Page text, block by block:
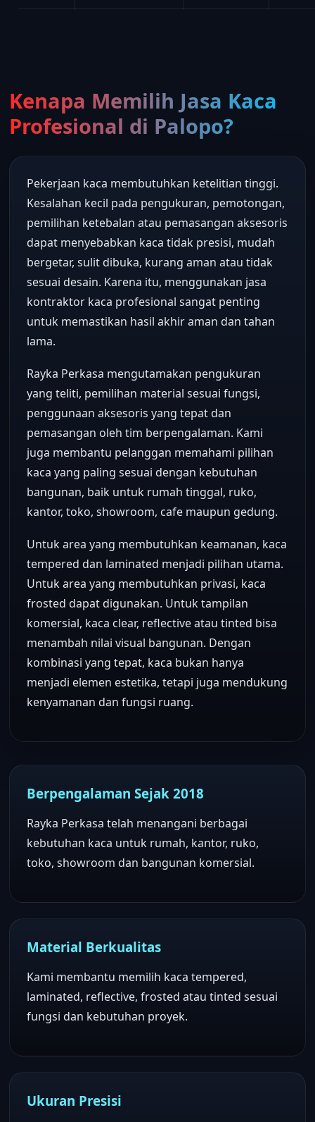
Kenapa Memilih Jasa Kaca
Profesional di Palopo?
Pekerjaan kaca membutuhkan ketelitian tinggi.
Kesalahan kecil pada pengukuran, pemotongan,
pemilihan ketebalan atau pemasangan aksesoris
dapat menyebabkan kaca tidak presisi, mudah
bergetar, sulit dibuka, kurang aman atau tidak
sesuai desain. Karena itu, menggunakan jasa
kontraktor kaca profesional sangat penting
untuk memastikan hasil akhir aman dan tahan
lama.
Rayka Perkasa mengutamakan pengukuran
yang teliti, pemilihan material sesuai fungsi,
penggunaan aksesoris yang tepat dan
pemasangan oleh tim berpengalaman. Kami
juga membantu pelanggan memahami pilihan
kaca yang paling sesuai dengan kebutuhan
bangunan, baik untuk rumah tinggal, ruko,
kantor, toko, showroom, cafe maupun gedung.
Untuk area yang membutuhkan keamanan, kaca
tempered dan laminated menjadi pilihan utama.
Untuk area yang membutuhkan privasi, kaca
frosted dapat digunakan. Untuk tampilan
komersial, kaca clear, reflective atau tinted bisa
menambah nilai visual bangunan. Dengan
kombinasi yang tepat, kaca bukan hanya
menjadi elemen estetika, tetapi juga mendukung
kenyamanan dan fungsi ruang.
Berpengalaman Sejak 2018
Rayka Perkasa telah menangani berbagai
kebutuhan kaca untuk rumah, kantor, ruko,
toko, showroom dan bangunan komersial.
Material Berkualitas
Kami membantu memilih kaca tempered,
laminated, reflective, frosted atau tinted sesuai
fungsi dan kebutuhan proyek.
Ukuran Presisi